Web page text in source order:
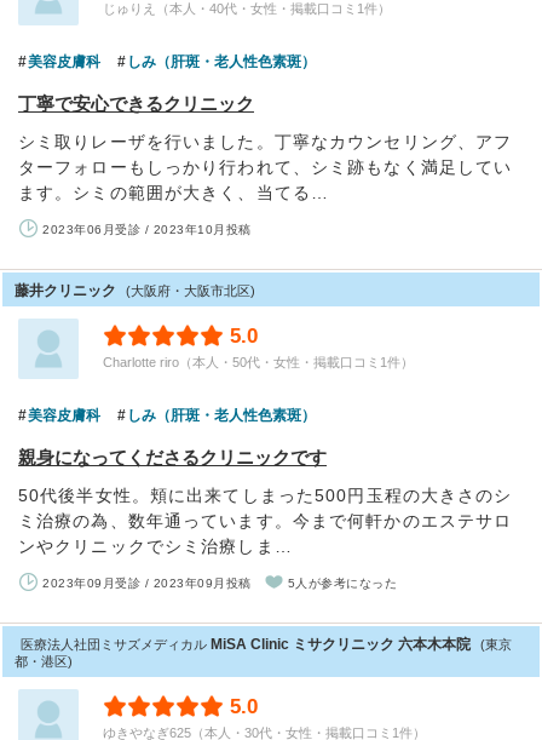
じゅりえ（本人・40代・女性・掲載口コミ1件）
美容皮膚科 しみ（肝斑・老人性色素斑）
丁寧で安心できるクリニック
シミ取りレーザを行いました。丁寧なカウンセリング、アフ
ターフォローもしっかり行われて、シミ跡もなく満足してい
ます。シミの範囲が大きく、当てる…
2023年06月受診 / 2023年10月投稿
藤井クリニック (大阪府・大阪市北区)
5.0
Charlotte riro（本人・50代・女性・掲載口コミ1件）
美容皮膚科 しみ（肝斑・老人性色素斑）
親身になってくださるクリニックです
50代後半女性。頬に出来てしまった500円玉程の大きさのシ
ミ治療の為、数年通っています。今まで何軒かのエステサロ
ンやクリニックでシミ治療しま…
2023年09月受診 / 2023年09月投稿 5人が参考になった
医療法人社団ミサズメディカル MiSA Clinic ミサクリニック 六本木本院
(東京
都・港区)
5.0
ゆきやなぎ625（本人・30代・女性・掲載口コミ1件）